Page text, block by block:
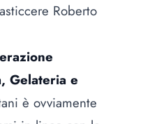
Roberto
Gelateria e
è ovviamente